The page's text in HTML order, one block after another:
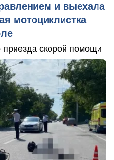
и выехала
мотоциклистка
приезда скорой помощи